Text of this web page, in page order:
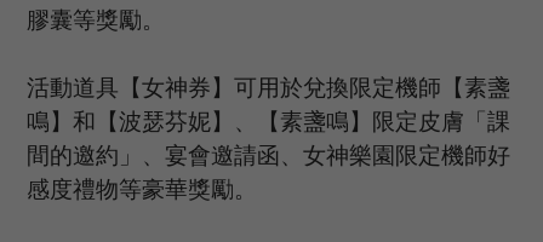
膠囊等獎勵。
活動道具【女神券】可用於兌換限定機師【素盞
鳴】和【波瑟芬妮】、【素盞鳴】限定皮膚「課
間的邀約」、宴會邀請函、女神樂園限定機師好
感度禮物等豪華獎勵。